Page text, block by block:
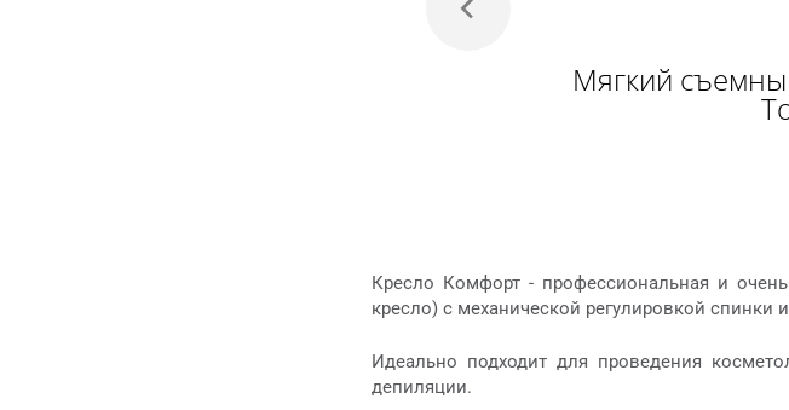
Мягкий
Кресло Комфорт - профессиональная и
кресло) с механической регулировкой спинки
Идеально подходит для проведения
депиляции.